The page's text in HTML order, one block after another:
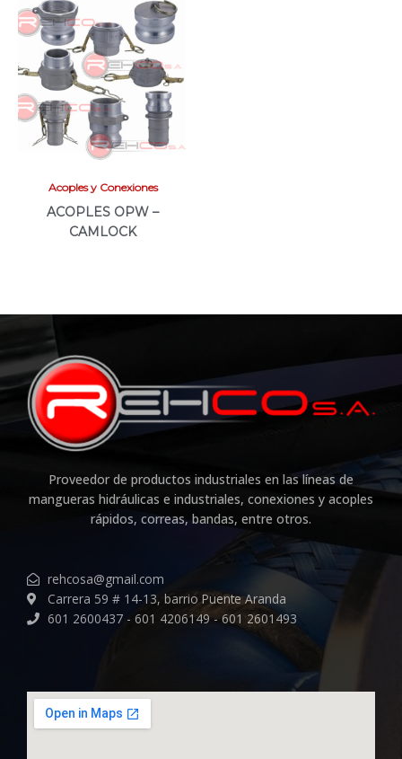
Acoples y Conexiones
ACOPLES OPW –
CAMLOCK
Proveedor de productos industriales en las líneas de
mangueras hidráulicas e industriales, conexiones y acoples
rápidos, correas, bandas, entre otros.
rehcosa@gmail.com
Carrera 59 # 14-13, barrio Puente Aranda
601 2600437 - 601 4206149 - 601 2601493